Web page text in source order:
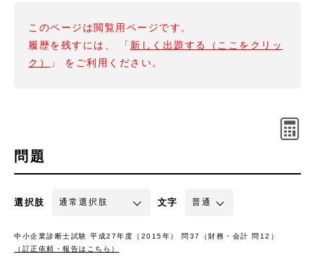
このページは閲覧用ページです。
履歴を残すには、 「 新しく出題する（ここをクリッ
ク）
」 をご利用ください。
問題
選択肢 文字
中小企業診断士試験 平成27年度（2015年） 問37（財務・会計 問12）
（訂正依頼・報告はこちら）